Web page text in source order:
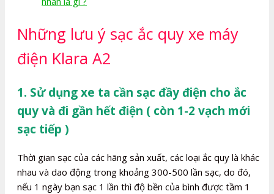
Những lưu ý sạc ắc quy xe máy
điện Klara A2
1. Sử dụng xe ta cần sạc đầy điện cho ắc
quy và đi gần hết điện ( còn 1-2 vạch mới
sạc tiếp )
Thời gian sạc của các hãng sản xuất, các loại ắc quy là khác
nhau và dao động trong khoảng 300-500 lần sạc, do đó,
nếu 1 ngày bạn sạc 1 lần thì độ bền của bình được tầm 1